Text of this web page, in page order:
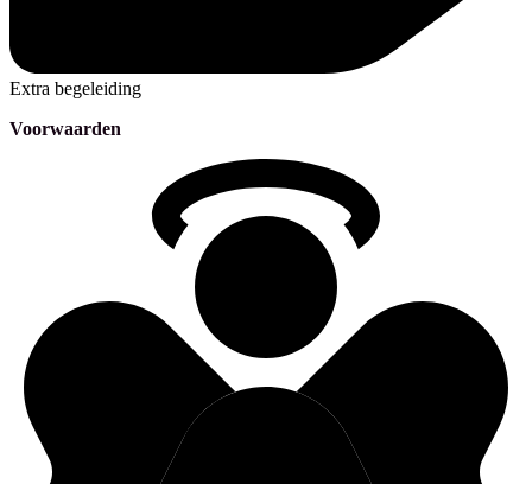
Extra begeleiding
Voorwaarden